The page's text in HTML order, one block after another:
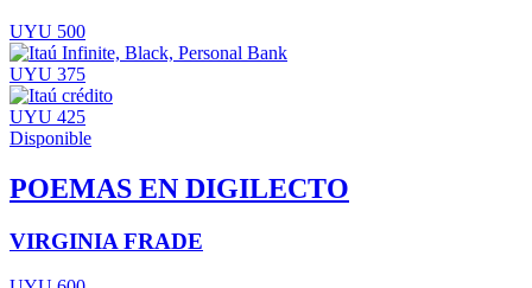
UYU 500
UYU 375
UYU 425
Disponible
POEMAS EN DIGILECTO
VIRGINIA FRADE